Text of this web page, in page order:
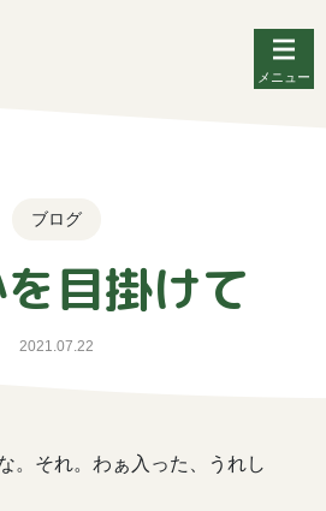
メニュー
ブログ
目掛けて
2021.07.22
。それ。わぁ入った、うれし